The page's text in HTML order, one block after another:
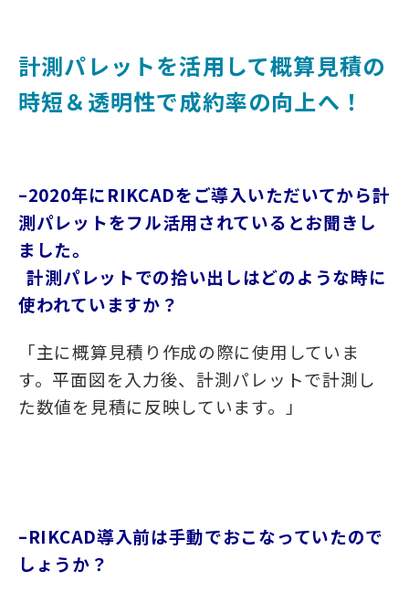
計測パレットを活用して概算見積の
時短＆透明性で成約率の向上へ！
–2020年にRIKCADをご導入いただいてから計
測パレットをフル活用されているとお聞きし
ました。
計測パレットでの拾い出しはどのような時に
使われていますか？
「主に概算見積り作成の際に使用していま
す。平面図を入力後、計測パレットで計測し
た数値を見積に反映しています。」
–RIKCAD導入前は手動でおこなっていたので
しょうか？